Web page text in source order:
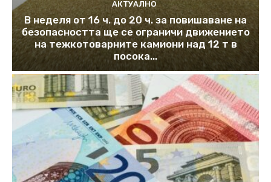
АКТУАЛНО
В неделя от 16 ч. до 20 ч. за повишаване на
безопасността ще се ограничи движението
на тежкотоварните камиони над 12 т в
посока...